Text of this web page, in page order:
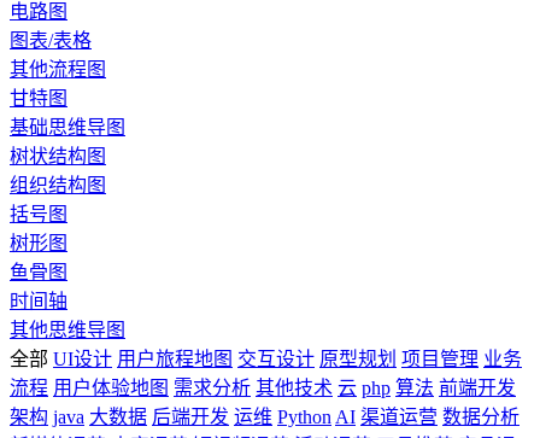
电路图
图表/表格
其他流程图
甘特图
基础思维导图
树状结构图
组织结构图
括号图
树形图
鱼骨图
时间轴
其他思维导图
全部 UI设计 用户旅程地图 交互设计 原型规划 项目管理 业务
流程 用户体验地图 需求分析 其他技术 云 php 算法 前端开发
架构 java 大数据 后端开发 运维 Python AI 渠道运营 数据分析